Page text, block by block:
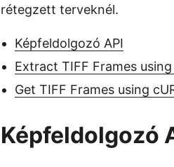
rétegzett terveknél.
Képfeldolgozó API
Extract TIFF Frames
Get TIFF Frames using
Képfeldolgozó